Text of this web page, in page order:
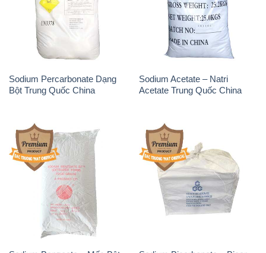
Sodium Percarbonate Dạng
Bột Trung Quốc China
Sodium Acetate – Natri
Acetate Trung Quốc China